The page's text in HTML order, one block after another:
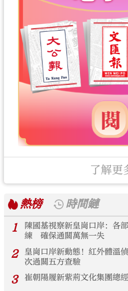
了解更
熱榜
時間鏈
1
陳國基視察新皇崗口岸：各
練 確保通關萬無一失
2
皇崗口岸新動態！紅外體溫
次過關五方查驗
3 崔朝陽履新紫荊文化集團總